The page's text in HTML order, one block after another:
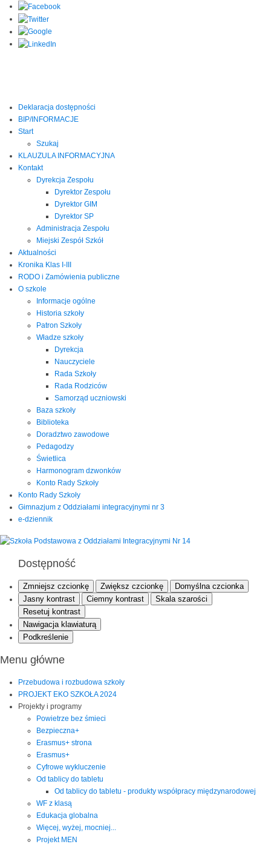
Deklaracja dostępności
BIP/INFORMACJE
Start
Szukaj
KLAUZULA INFORMACYJNA
Kontakt
Dyrekcja Zespołu
Dyrektor Zespołu
Dyrektor GIM
Dyrektor SP
Administracja Zespołu
Miejski Zespół Szkół
Aktualności
Kronika Klas I-III
RODO i Zamówienia publiczne
O szkole
Informacje ogólne
Historia szkoły
Patron Szkoły
Władze szkoły
Dyrekcja
Nauczyciele
Rada Szkoły
Rada Rodziców
Samorząd uczniowski
Baza szkoły
Biblioteka
Doradztwo zawodowe
Pedagodzy
Świetlica
Harmonogram dzwonków
Konto Rady Szkoły
Konto Rady Szkoły
Gimnazjum z Oddziałami integracyjnymi nr 3
e-dziennik
Dostępność
Zmniejsz czcionkę Zwiększ czcionkę
Domyślna czcionka
Jasny kontrast
Ciemny kontrast
Skala szarości
Resetuj kontrast
Nawigacja klawiaturą
Podkreślenie
Menu główne
Przebudowa i rozbudowa szkoły
PROJEKT EKO SZKOŁA 2024
Projekty i programy
Powietrze bez śmieci
Bezpieczna+
Erasmus+ strona
Erasmus+
Cyfrowe wykluczenie
Od tablicy do tabletu
Od tablicy do tabletu - produkty współpracy międzynarodowej
WF z klasą
Edukacja globalna
Więcej, wyżej, mocniej...
Projekt MEN